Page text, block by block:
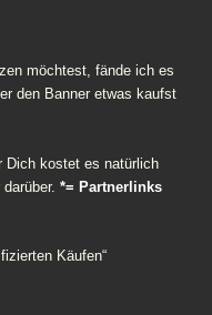
möchtest, fände ich es
den Banner etwas kaufst
Dich kostet es natürlich
*= Partnerlinks
Käufen“